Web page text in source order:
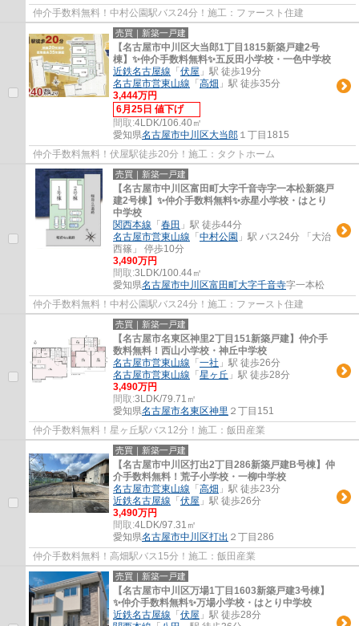
仲介手数料無料！中村公園駅バス24分！施工：ファースト住建
売買｜新築一戸建
【名古屋市中川区大当郎1丁目1815新築戸建2号
棟】✨️仲介手数料無料✨️五反田小学校・一色中学校
近鉄名古屋線 「 伏屋 」駅 徒歩19分
名古屋市営東山線 「 高畑 」駅 徒歩35分
3,444万円
6月25日 値下げ
間取:4LDK/106.40㎡
愛知県名古屋市中川区大当郎 １丁目1815
仲介手数料無料！伏屋駅徒歩20分！施工：タクトホーム
売買｜新築一戸建
【名古屋市中川区富田町大字千音寺字一本松新築戸
建2号棟】✨️仲介手数料無料✨️赤星小学校・はとり
中学校
関西本線 「 春田 」駅 徒歩44分
名古屋市営東山線 「 中村公園 」駅 バス24分 「大治
西篠」 停歩10分
3,490万円
間取:3LDK/100.44㎡
愛知県名古屋市中川区富田町大字千音寺字一本松
仲介手数料無料！中村公園駅バス24分！施工：ファースト住建
売買｜新築一戸建
【名古屋市名東区神里2丁目151新築戸建】仲介手
数料無料！西山小学校・神丘中学校
名古屋市営東山線 「 一社 」駅 徒歩26分
名古屋市営東山線 「 星ヶ丘 」駅 徒歩28分
3,490万円
間取:3LDK/79.71㎡
愛知県名古屋市名東区神里 ２丁目151
仲介手数料無料！星ヶ丘駅バス12分！施工：飯田産業
売買｜新築一戸建
【名古屋市中川区打出2丁目286新築戸建B号棟】仲
介手数料無料！荒子小学校・一柳中学校
名古屋市営東山線 「 高畑 」駅 徒歩23分
近鉄名古屋線 「 伏屋 」駅 徒歩26分
3,490万円
間取:4LDK/97.31㎡
愛知県名古屋市中川区打出 ２丁目286
仲介手数料無料！高畑駅バス15分！施工：飯田産業
売買｜新築一戸建
【名古屋市中川区万場1丁目1603新築戸建3号棟】
✨️仲介手数料無料✨️万場小学校・はとり中学校
近鉄名古屋線 「 伏屋 」駅 徒歩28分